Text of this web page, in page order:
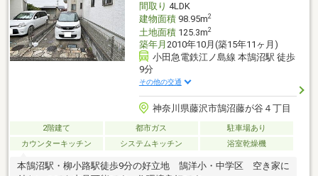
間取り 4LDK
建物面積98.95m2
土地面積125.3m2
築年月 2010年10月(築15年11ヶ月)
小田急電鉄江ノ島線 本鵠沼駅 徒歩
9分
その他の交通
神奈川県藤沢市鵠沼藤が谷４丁目
2階建て 都市ガス
駐車場あり
カウンターキッチン
システムキッチン 浴室乾燥機
本鵠沼駅・柳小路駅徒歩9分の好立地 鵠洋小・中学区 空き家に